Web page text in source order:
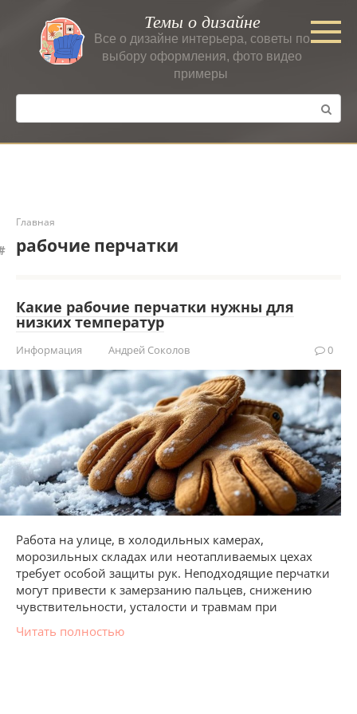
контенту
Темы о дизайне
Все о дизайне интерьера, советы по
выбору оформления, фото видео
примеры
Поиск:
Главная
рабочие перчатки
Какие рабочие перчатки нужны для
низких температур
Информация Андрей Соколов 0
Работа на улице, в холодильных камерах,
морозильных складах или неотапливаемых цехах
требует особой защиты рук. Неподходящие перчатки
могут привести к замерзанию пальцев, снижению
чувствительности, усталости и травмам при
Читать полностью